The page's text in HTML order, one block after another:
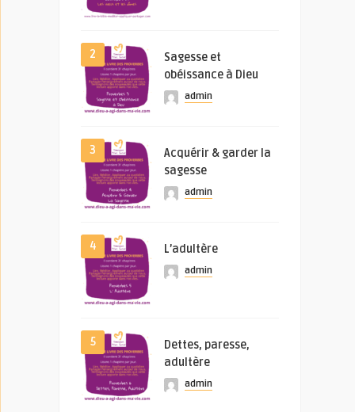
2
Sagesse et
obéissance à Dieu
admin
3
Acquérir & garder la
sagesse
admin
4 L’adultère
admin
5
Dettes, paresse,
adultère
admin